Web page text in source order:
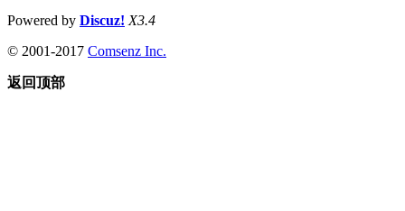
Powered by Discuz! X3.4
© 2001-2017 Comsenz Inc.
返回顶部